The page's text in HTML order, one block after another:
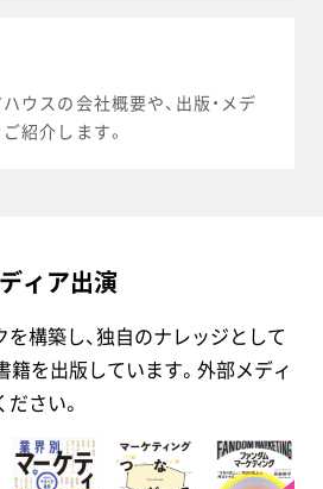
ウスの会社概要や、出版・メデ
紹介します。
ィア出演
構築し、独自のナレッジとして
籍を出版しています。外部メディ
さい。